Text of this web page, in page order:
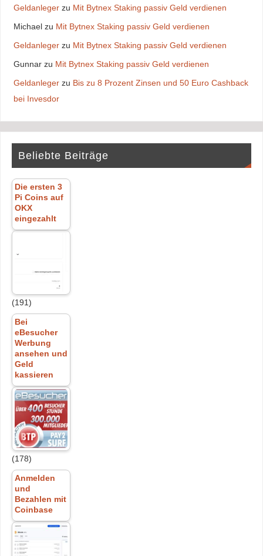
Geldanlegerzu Mit Bytnex Staking passiv Geld verdienen
Michaelzu Mit Bytnex Staking passiv Geld verdienen
Geldanlegerzu Mit Bytnex Staking passiv Geld verdienen
Gunnarzu Mit Bytnex Staking passiv Geld verdienen
Geldanlegerzu Bis zu 8 Prozent Zinsen und 50 Euro Cashback
bei Invesdor
Beliebte Beiträge
Die ersten 3
Pi Coins auf
OKX
eingezahlt
(191)
Bei
eBesucher
Werbung
ansehen und
Geld
kassieren
(178)
Anmelden
und
Bezahlen mit
Coinbase